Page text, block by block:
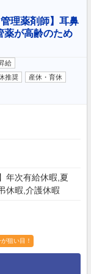
理薬剤師】耳鼻
が高齢のため
給
推奨
産休・育休
年次有給休暇,夏
休暇,介護休暇
狙い目！